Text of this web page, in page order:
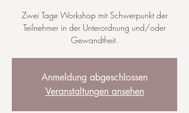
Zwei Tage Workshop mit Schwerpunkt der
Teilnehmer in der Unterordnung und/oder
Anmeldung abgeschlossen
Veranstaltungen ansehen